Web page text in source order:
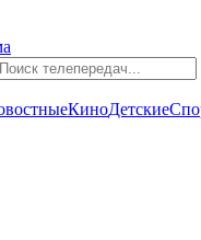
КиноДетские